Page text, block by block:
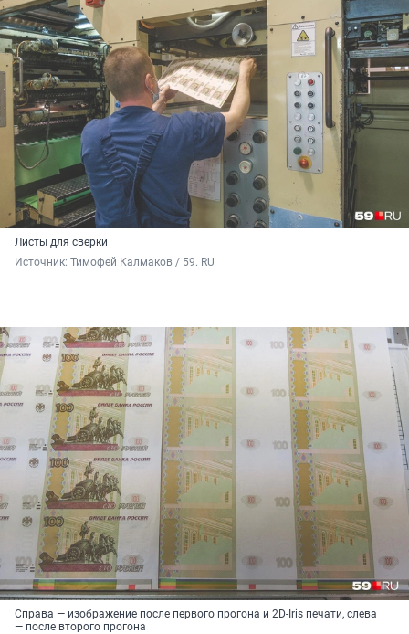
Листы для сверки
Источник: Тимофей Калмаков / 59. RU
Справа — изображение после первого прогона и 2D-Iris печати, слева
— после второго прогона